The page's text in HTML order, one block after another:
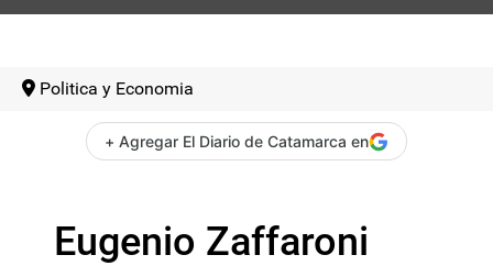
Politica y Economia
+ Agregar El Diario de Catamarca en
Eugenio Zaffaroni